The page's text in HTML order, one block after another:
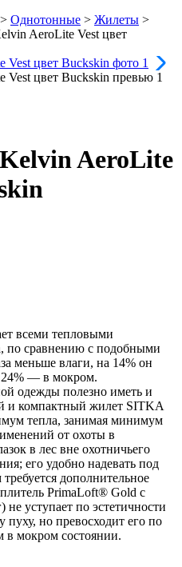
> Однотонные > Жилеты >
AeroLite Vest цвет
AeroLite
одежды полезно иметь и
и компактный жилет SITKA
тепла, занимая минимум
от охоты в
в лес вне охотничьего
его удобно надевать под
дополнительное
PrimaLoft® Gold с
уступает по эстетичности
пуху, но превосходит его по
в мокром состоянии.